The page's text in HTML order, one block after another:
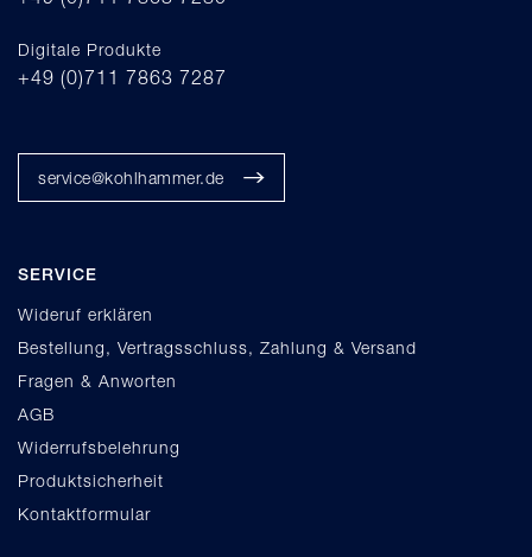
Digitale Produkte
+49 (0)711 7863 7287
service@kohlhammer.de
SERVICE
Wideruf erklären
Bestellung, Vertragsschluss, Zahlung & Versand
Fragen & Anworten
AGB
Widerrufsbelehrung
Produktsicherheit
Kontaktformular